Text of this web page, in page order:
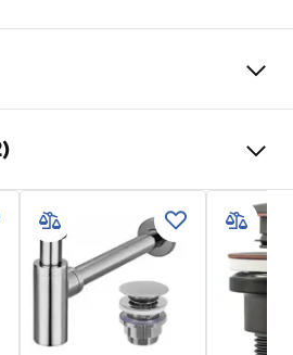
Kőhatás
Matt
515mm
400
_5.pdf